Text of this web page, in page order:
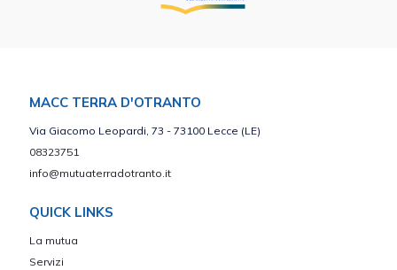
MACC TERRA D'OTRANTO
Via Giacomo Leopardi, 73 - 73100 Lecce (LE)
08323751
info@mutuaterradotranto.it
QUICK LINKS
La mutua
Servizi